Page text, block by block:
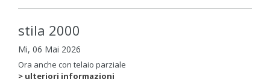
stila 2000
Mi, 06 Mai 2026
Ora anche con telaio parziale
> ulteriori informazioni